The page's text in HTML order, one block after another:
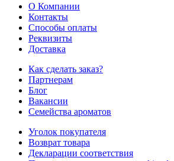
О Компании
Контакты
Способы оплаты
Реквизиты
Доставка
Как сделать заказ?
Партнерам
Блог
Вакансии
Семейства ароматов
Уголок покупателя
Возврат товара
Декларации соответствия